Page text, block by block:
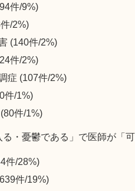
件/9%)
/2%)
(140件/2%)
件/2%)
症 (107件/2%)
件/1%)
件/1%)
・憂鬱である」で医師が「
件/28%)
件/19%)